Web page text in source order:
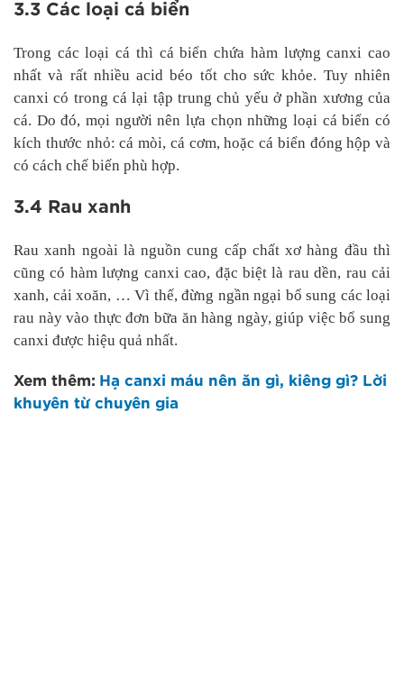
3.3 Các loại cá biển
Trong các loại cá thì cá biển chứa hàm lượng canxi cao
nhất và rất nhiều acid béo tốt cho sức khỏe. Tuy nhiên
canxi có trong cá lại tập trung chủ yếu ở phần xương của
cá. Do đó, mọi người nên lựa chọn những loại cá biển có
kích thước nhỏ: cá mòi, cá cơm, hoặc cá biển đóng hộp và
có cách chế biến phù hợp.
3.4 Rau xanh
Rau xanh ngoài là nguồn cung cấp chất xơ hàng đầu thì
cũng có hàm lượng canxi cao, đặc biệt là rau dền, rau cải
xanh, cải xoăn, … Vì thế, đừng ngần ngại bổ sung các loại
rau này vào thực đơn bữa ăn hàng ngày, giúp việc bổ sung
canxi được hiệu quả nhất.
Xem thêm: Hạ canxi máu nên ăn gì, kiêng gì? Lời
khuyên từ chuyên gia